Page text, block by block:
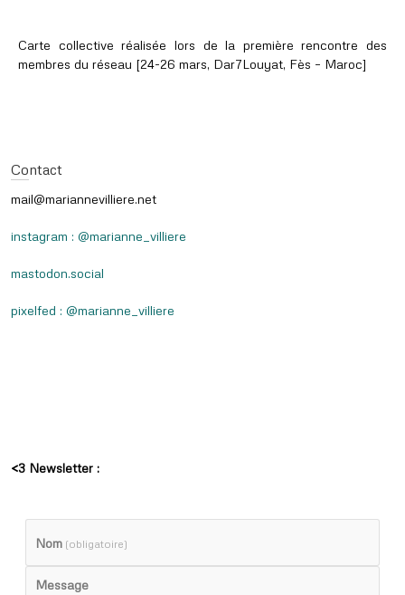
Carte collective réalisée lors de la première rencontre des
membres du réseau [24-26 mars, Dar7Louyat, Fès – Maroc]
Contact
mail@mariannevilliere.net
instagram : @marianne_villiere
mastodon.social
pixelfed : @marianne_villiere
<3 Newsletter :
Nom (obligatoire)
Message